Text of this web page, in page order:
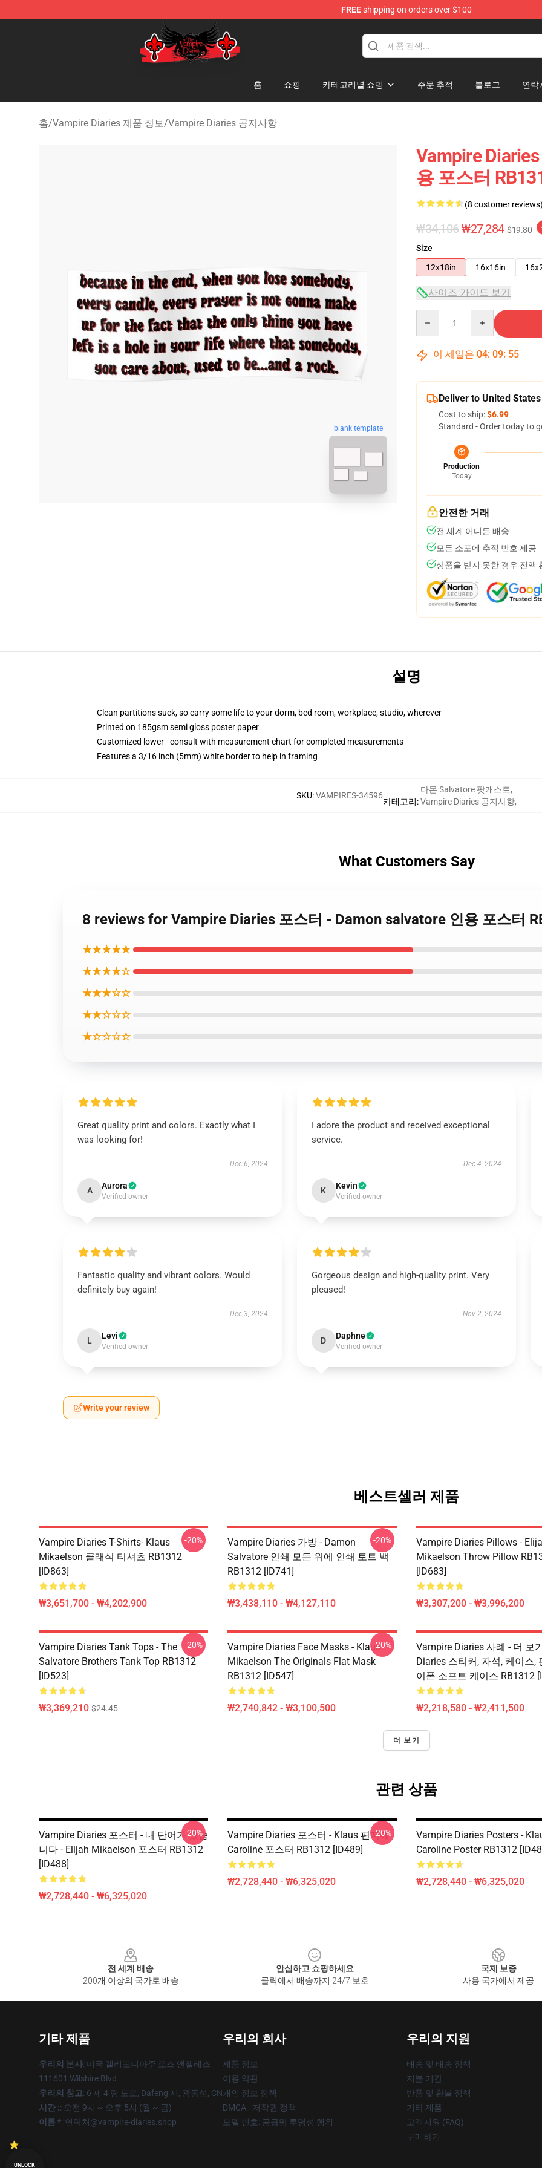
FREEshipping on orders over $100
The Vampire Diaries Shop - Official The Vampire Diaries Merchandise Store
홈 쇼핑 카테고리별 쇼핑 주문 추적 블로그 연락
홈/Vampire Diaries 제품 정보/Vampire Diaries 공지사항
blank template
Vampire
용 포스터
(8 customer
₩34,106₩27,284 $19.80
Size
12x18in
16x16in
사이즈 가이드 보기
이 세일은 04: 09: 54
Deliver to United States
Cost to ship:$6.99
Standard - Order today to
Production
Today
안전한 거래
전 세계 어디든 배송
모든 소포에 추적 번호 제공
상품을 받지 못한 경우 전액
설명
Clean partitions suck, so carry some life to your dorm, bed room, workplace, studio, wherever
Printed on 185gsm semi gloss poster paper
Customized lower - consult with measurement chart for completed measurements
Features a 3/16 inch (5mm) white border to help in framing
SKU:VAMPIRES-34596
카테고리:
다몬 Salvatore 팟캐스트,
Vampire Diaries 공지사항,
What Customers Say
8 reviews for Vampire Diaries 포스터 - Damon salvatore 인용 포스터
★★★★★
★★★★☆
★★★☆☆
★★☆☆☆
★☆☆☆☆
Great quality print and colors. Exactly what I
was looking for!
Dec 6, 2024
A Aurora
Verified owner
I adore the product and received exceptional
service.
Dec 4, 2024
K Kevin
Verified owner
Fantastic quality and vibrant colors. Would
definitely buy again!
Dec 3, 2024
L Levi
Verified owner
Gorgeous design and high-quality print. Very
pleased!
Nov 2, 2024
D Daphne
Verified owner
Write your review
베스트셀러 제품
Vampire Diaries T-Shirts- Klaus
Mikaelson 클래식 티셔츠 RB1312
[ID863]
₩3,651,700 - ₩4,202,900
-20%
Vampire Diaries 가방 - Damon
Salvatore 인쇄 모든 위에 인쇄 토트 백
RB1312 [ID741]
₩3,438,110 - ₩4,127,110
-20%
Vampire Diaries Pillows -
Mikaelson Throw Pillow
[ID683]
₩3,307,200 - ₩3,996,200
Vampire Diaries Tank Tops - The
Salvatore Brothers Tank Top RB1312
[ID523]
₩3,369,210 $24.45
-20%
Vampire Diaries Face Masks - Klaus
Mikaelson The Originals Flat Mask
RB1312 [ID547]
₩2,740,842 - ₩3,100,500
-20%
Vampire Diaries 사례 - 더 보
Diaries 스티커, 자석, 케이스,
이폰 소프트 케이스 RB1312
₩2,218,580 - ₩2,411,500
더 보기
관련 상품
Vampire Diaries 포스터 - 내 단어가 있습
니다 - Elijah Mikaelson 포스터 RB1312
[ID488]
₩2,728,440 - ₩6,325,020
-20%
Vampire Diaries 포스터 - Klaus 편지에
Caroline 포스터 RB1312 [ID489]
₩2,728,440 - ₩6,325,020
-20%
Vampire Diaries Posters -
Caroline Poster RB1312
₩2,728,440 - ₩6,325,020
전 세계 배송
200개 이상의 국가로 배송
안심하고 쇼핑하세요
클릭에서 배송까지 24/7 보호
국제 보증
사용 국가에서 제공
기타 제품
우리의 본사: 미국 캘리포니아주 로스 앤젤레스
111601 Wilshire Blvd
우리의 창고: 6 제 4 링 도로, Dafeng 시, 광동성, CN
시간 :: 오전 9시 ~ 오후 5시 (월 ~ 금)
이름 *: 연락처@vampire-diaries.shop
우리의 회사
제품 정보
이용 약관
개인 정보 정책
DMCA - 저작권 정책
모델 번호: 공급망 투명성 행위
우리의 지원
배송 및 배송 정책
지불 기간
반품 및 환불 정책
기타 제품
고객지원 (FAQ)
구매하기
UNLOCK